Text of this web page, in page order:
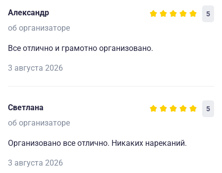
Александр 5
об организаторе
Все отлично и грамотно организовано.
3 августа 2026
Светлана 5
об организаторе
Организовано все отлично. Никаких нареканий.
3 августа 2026